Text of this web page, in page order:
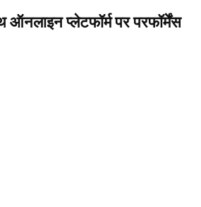
प्लेटफॉर्म पर परफॉर्मेंस